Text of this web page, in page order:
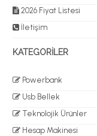
2026 Fiyat Listesi
İletişim
KATEGORİLER
Powerbank
Usb Bellek
Teknolojik Ürünler
Hesap Makinesi